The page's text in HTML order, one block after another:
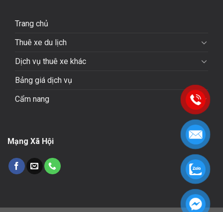
Trang chủ
Thuê xe du lịch
Dịch vụ thuê xe khác
Bảng giá dịch vụ
Cẩm nang
Mạng Xã Hội